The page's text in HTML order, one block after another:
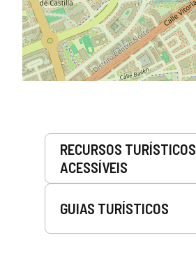
Serviços
RECURSOS TURÍSTICOS
ACESSÍVEIS
GUIAS TURÍSTICOS